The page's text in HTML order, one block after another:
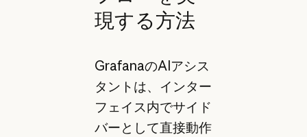
現する方法
GrafanaのAIアシス
タントは、インター
フェイス内でサイド
バーとして直接動作